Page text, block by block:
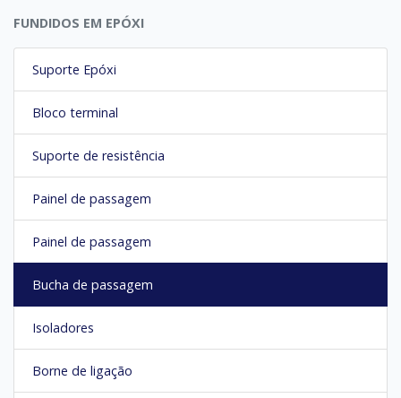
FUNDIDOS EM EPÓXI
Suporte Epóxi
Bloco terminal
Suporte de resistência
Painel de passagem
Painel de passagem
Bucha de passagem
Isoladores
Borne de ligação